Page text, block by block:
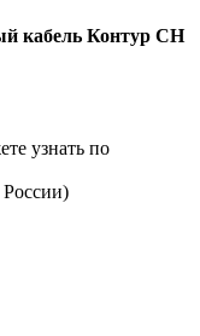
кабель Контур CH
узнать по